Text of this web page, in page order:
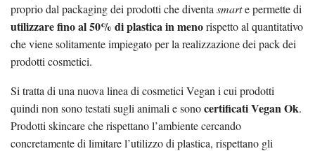
proprio dal packaging dei prodotti che diventa smarte permette di
utilizzare fino al 50% di plastica in menorispetto al quantitativo
che viene solitamente impiegato per la realizzazione dei pack dei
prodotti cosmetici.
Si tratta di una nuova linea di cosmetici Vegan i cui prodotti
quindi non sono testati sugli animali e sonocertificati Vegan Ok.
Prodotti skincare che rispettano l’ambiente cercando
concretamente di limitare l’utilizzo di plastica, rispettano gli